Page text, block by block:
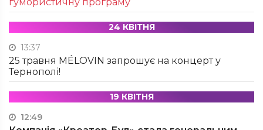
24 КВІТНЯ
13:37
25 травня MÉLOVIN запрошує на концерт у
Тернополі!
19 КВІТНЯ
12:49